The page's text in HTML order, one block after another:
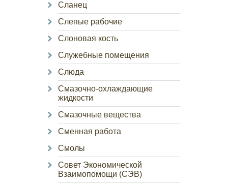
Сланец
Слепые рабочие
Слоновая кость
Служебные помещения
Слюда
Смазочно-охлаждающие
жидкости
Смазочные вещества
Сменная работа
Смолы
Совет Экономической
Взаимопомощи (СЭВ)